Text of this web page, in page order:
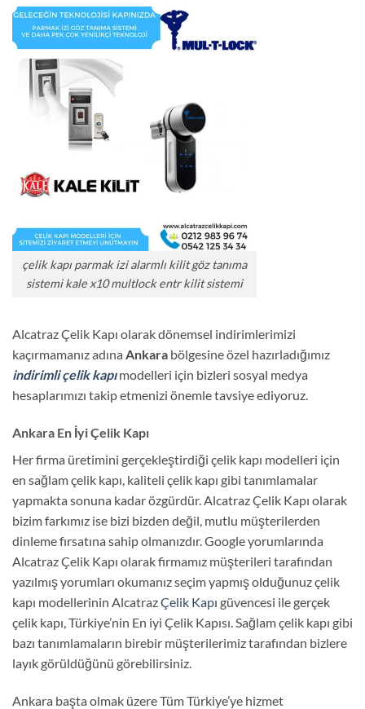
çelik kapı parmak izi alarmlı kilit göz tanıma
sistemi kale x10 multlock entr kilit sistemi
Alcatraz Çelik Kapı olarak dönemsel indirimlerimizi
kaçırmamanız adına Ankara bölgesine özel hazırladığımız
indirimli çelik kapımodelleri için bizleri sosyal medya
hesaplarımızı takip etmenizi önemle tavsiye ediyoruz.
Ankara En İyi Çelik Kapı
Her firma üretimini gerçekleştirdiği çelik kapı modelleri için
en sağlam çelik kapı, kaliteli çelik kapı gibi tanımlamalar
yapmakta sonuna kadar özgürdür. Alcatraz Çelik Kapı olarak
bizim farkımız ise bizi bizden değil, mutlu müşterilerden
dinleme fırsatına sahip olmanızdır. Google yorumlarında
Alcatraz Çelik Kapı olarak firmamız müşterileri tarafından
yazılmış yorumları okumanız seçim yapmış olduğunuz çelik
kapı modellerinin AlcatrazÇelik Kapı güvencesi ile gerçek
çelik kapı, Türkiye’nin En iyi Çelik Kapısı. Sağlam çelik kapı gibi
bazı tanımlamaların birebir müşterilerimiz tarafından bizlere
layık görüldüğünü görebilirsiniz.
Ankara başta olmak üzere Tüm Türkiye’ye hizmet